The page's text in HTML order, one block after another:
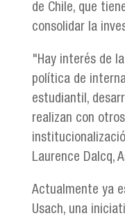
de Chile, que
consolidar la
"Hay interés de
política de
estudiantil,
realizan con
Laurence Dalcq,
Actualmente ya
Usach, una